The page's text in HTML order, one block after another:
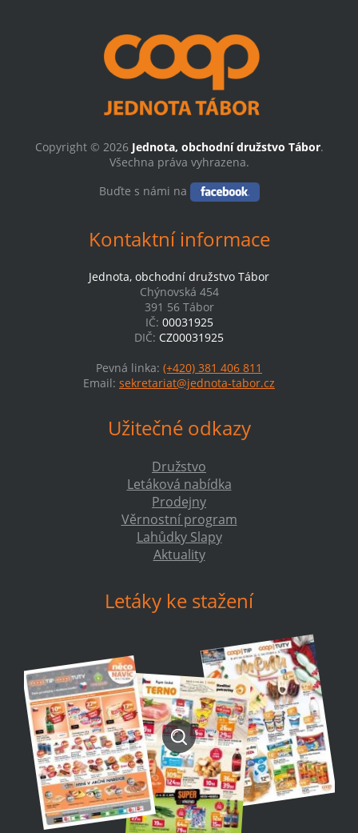
Copyright © 2026 Jednota, obchodní družstvo Tábor.
Všechna práva vyhrazena.
Buďte s námi na
Kontaktní informace
Jednota, obchodní družstvo Tábor
Chýnovská 454
391 56 Tábor
IČ: 00031925
DIČ: CZ00031925
Pevná linka: (+420) 381 406 811
Email: sekretariat@jednota-tabor.cz
Užitečné odkazy
Družstvo
Letáková nabídka
Prodejny
Věrnostní program
Lahůdky Slapy
Aktuality
Letáky ke stažení